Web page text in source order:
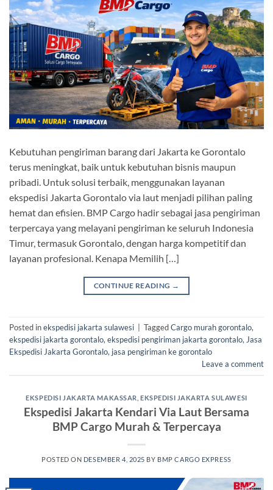
Kebutuhan pengiriman barang dari Jakarta ke Gorontalo
terus meningkat, baik untuk kebutuhan bisnis maupun
pribadi. Untuk solusi terbaik, menggunakan layanan
ekspedisi Jakarta Gorontalo via laut menjadi pilihan paling
hemat dan efisien. BMP Cargo hadir sebagai jasa pengiriman
terpercaya yang melayani pengiriman ke seluruh Indonesia
Timur, termasuk Gorontalo, dengan harga kompetitif dan
layanan profesional. Kenapa Memilih […]
CONTINUE READING →
Posted inekspedisi jakarta sulawesi TaggedCargo murah gorontalo,
ekspedisi jakarta gorontalo,ekspedisi pengiriman jakarta gorontalo,Jasa
Ekspedisi Jakarta Gorontalo, jasa pengiriman ke gorontalo
Leave a comment
EKSPEDISI JAKARTA MAKASSAR ,EKSPEDISI JAKARTA SULAWESI
Ekspedisi Jakarta Kendari Via Laut Bersama
BMP Cargo Murah & Terpercaya
POSTED ON DESEMBER 4, 2025 BY BMP CARGO EXPRESS